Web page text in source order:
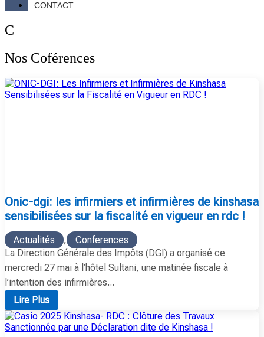
CONTACT
C
Nos Coférences
onic-dgi: les infirmiers et infirmières de kinshasa
sensibilisées sur la fiscalité en vigueur en rdc !
Actualités ,
Conferences
La Direction Générale des Impôts (DGI) a organisé ce
mercredi 27 mai à l’hôtel Sultani, une matinée fiscale à
l’intention des infirmières...
Lire Plus